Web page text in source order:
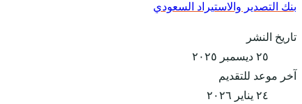
بنك التصدير والاستيراد السعودي
تاريخ النشر
٢٥ ديسمبر ٢٠٢٥
آخر موعد للتقديم
٢٤ يناير ٢٠٢٦